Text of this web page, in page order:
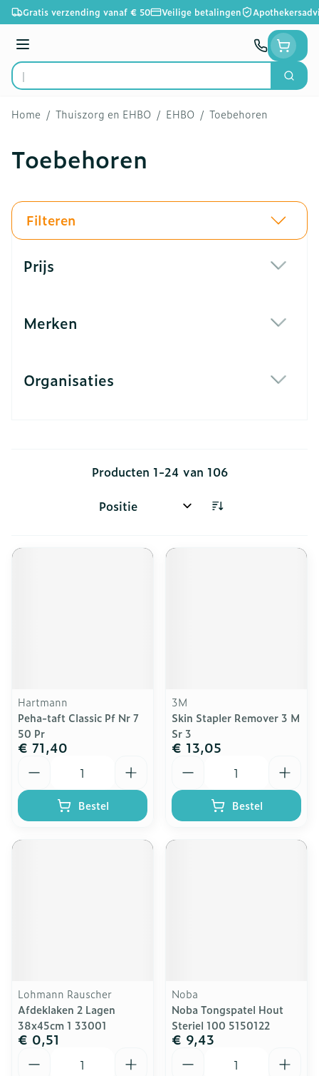
Ga naar de inhoud
Gratis verzending vanaf € 50 Veilige betalingen
Menu
Product, merk, categorie...
Zoek
Home / Thuiszorg en EHBO / EHBO / Toebehoren
Toebehoren
Filteren
Prijs
Merken
Organisaties
Producten 1-24 van 106
Sorteer op:
Hartmann
Peha-taft Classic Pf Nr 7
50 Pr
€ 71,40
Bestel
3M
Skin Stapler Remover 3 M
Sr 3
€ 13,05
Bestel
Lohmann Rauscher
Afdeklaken 2 Lagen
38x45cm 1 33001
€ 0,51
Noba
Noba Tongspatel Hout
Steriel 100 5150122
€ 9,43